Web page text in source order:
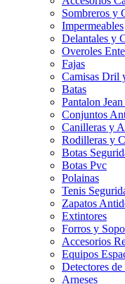
Sombreros y
Impermeables
Delantales y
Overoles
Fajas
Camisas Dril
Batas
Pantalon
Conjuntos
Canilleras y
Rodilleras y
Botas
Botas Pvc
Polainas
Tenis
Zapatos
Extintores
Forros y
Accesorios
Equipos
Detectores de
Arneses